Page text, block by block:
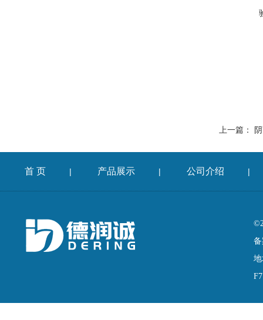
上一篇：
首 页 | 产品展示 | 公司介绍 |
备